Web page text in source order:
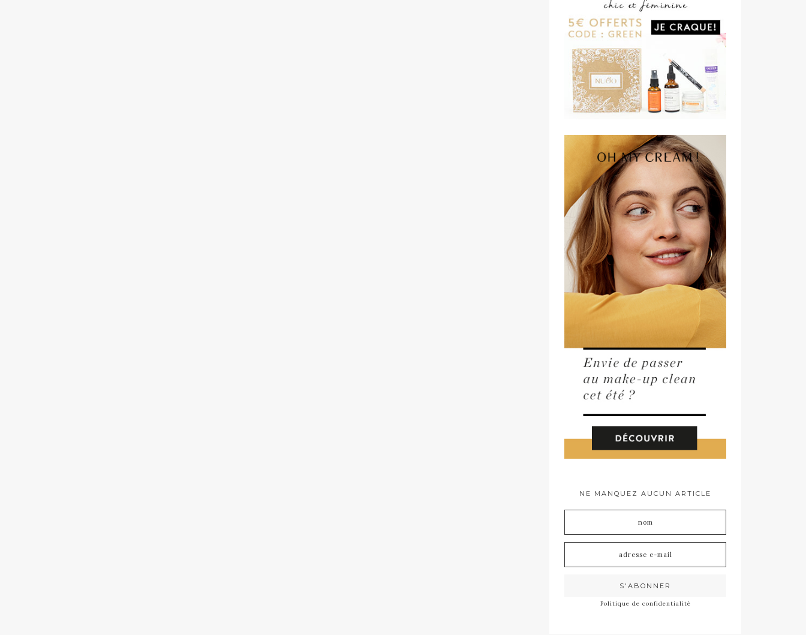
NE MANQUEZ AUCUN ARTICLE
Politique de confidentialité